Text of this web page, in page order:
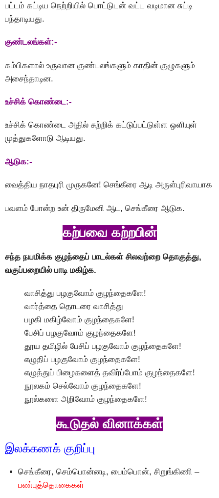
பட்டம் கட்டிய நெற்றியில் பொட்டுடன் வட்ட வடிமான சுட்டி
பந்தாடியது.
குண்டலங்கள்:-
கம்பிகளால் உருவான குண்டலங்களும் காதின் குழுகளும்
அசைந்தாடின.
உச்சிக் கொண்டை:-
உச்சிக் கொண்டை அதில் சுற்றிக் கட்டுப்பட்டுள்ள ஒளியுள்
முத்துகளோடு ஆடியது.
ஆடுக:-
வைத்திய நாதபுரி முருகனே! செங்கீரை ஆடி அருள்புரிவாயாக
பவளம் போன்ற உன் திருமேனி ஆட, செங்கீரை ஆடுக.
கற்பவை கற்றபின்
சந்த நயமிக்க குழந்தைப் பாடல்கள் சிலவற்றை தொகுத்து,
வகுப்பறையில் பாடி மகிழ்க.
வாசித்து பழகுவோம் குழந்தைகளே!
வார்த்தை தொடரை வாசித்து
பழகி மகிழ்வோம் குழந்தைகளே!
பேசிப் பழகுவோம் குழந்தைகளே!
தூய தமிழில் பேசிப் பழகுவோம் குழந்தைகளே!
எழுதிப் பழகுவோம் குழந்தைகளே!
எழுத்துப் பிழைகளைத் தவிர்ப்போம் குழந்தைகளே!
நூலகம் செல்வோம் குழந்தைகளே!
நூல்களை அறிவோம் குழந்தைகளே!
கூடுதல் வினாக்கள்
இலக்கணக் குறிப்பு
செங்கீரை, செம்பொன்னடி, பைம்பொன், சிறுங்கிணி –
பண்புத்தொகைகள்